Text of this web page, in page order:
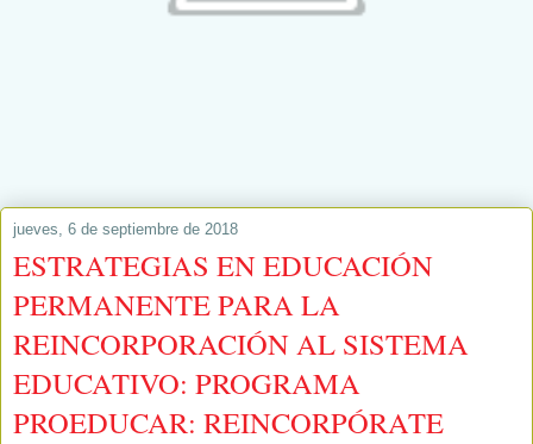
jueves, 6 de septiembre de 2018
ESTRATEGIAS EN EDUCACIÓN
PERMANENTE PARA LA
REINCORPORACIÓN AL SISTEMA
EDUCATIVO: PROGRAMA
PROEDUCAR: REINCORPÓRATE